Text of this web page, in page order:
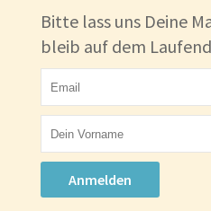
Bitte lass uns Deine
bleib auf dem
Anmelden